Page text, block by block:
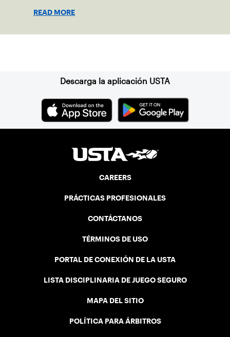
READ MORE
Descarga la aplicación USTA
CAREERS
PRÁCTICAS PROFESIONALES
CONTÁCTANOS
TÉRMINOS DE USO
PORTAL DE CONEXIÓN DE LA USTA
LISTA DISCIPLINARIA DE JUEGO SEGURO
MAPA DEL SITIO
POLÍTICA PARA ÁRBITROS